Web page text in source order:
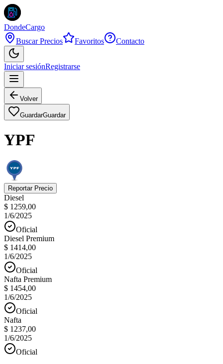
DondeCargo
Buscar Precios
Favoritos Contacto
Iniciar sesiónRegistrarse
Volver
GuardarGuardar
YPF
Reportar Precio
Diesel
$ 1259,00
1/6/2025
Oficial
Diesel Premium
$ 1414,00
1/6/2025
Oficial
Nafta Premium
$ 1454,00
1/6/2025
Oficial
Nafta
$ 1237,00
1/6/2025
Oficial